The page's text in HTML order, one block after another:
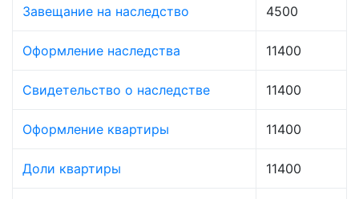
Завещание на наследство 4500
Оформление наследства 11400
Свидетельство о наследстве 11400
Оформление квартиры 11400
Доли квартиры 11400